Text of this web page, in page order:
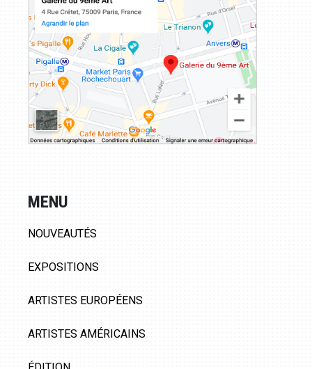
MENU
NOUVEAUTÉS
EXPOSITIONS
ARTISTES EUROPÉENS
ARTISTES AMÉRICAINS